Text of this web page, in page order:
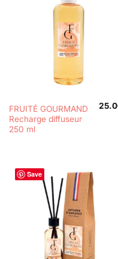
FRUITÉ GOURMAND
Recharge diffuseur
250 ml
Save